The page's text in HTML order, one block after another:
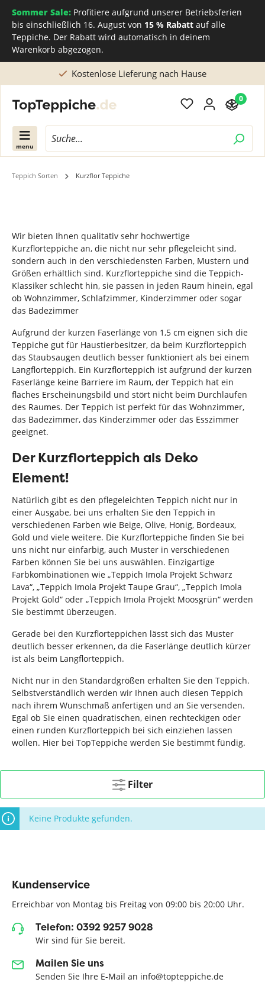
Sommer Sale: Profitiere aufgrund unserer Betriebsferien
bis einschließlich 16. August von 15 % Rabatt auf alle
Teppiche. Der Rabatt wird automatisch in deinem
Warenkorb abgezogen.
Kostenlose Lieferung nach Hause
menu
0
Teppich Sorten Kurzflor Teppiche
Wir bieten Ihnen qualitativ sehr hochwertige
Kurzflorteppiche an, die nicht nur sehr pflegeleicht sind,
sondern auch in den verschiedensten Farben, Mustern und
Größen erhältlich sind. Kurzflorteppiche sind die Teppich-
Klassiker schlecht hin, sie passen in jeden Raum hinein, egal
ob Wohnzimmer, Schlafzimmer, Kinderzimmer oder sogar
das Badezimmer
Aufgrund der kurzen Faserlänge von 1,5 cm eignen sich die
Teppiche gut für Haustierbesitzer, da beim Kurzflorteppich
das Staubsaugen deutlich besser funktioniert als bei einem
Langflorteppich. Ein Kurzflorteppich ist aufgrund der kurzen
Faserlänge keine Barriere im Raum, der Teppich hat ein
flaches Erscheinungsbild und stört nicht beim Durchlaufen
des Raumes. Der Teppich ist perfekt für das Wohnzimmer,
das Badezimmer, das Kinderzimmer oder das Esszimmer
geeignet.
Der Kurzflorteppich als Deko
Element!
Natürlich gibt es den pflegeleichten Teppich nicht nur in
einer Ausgabe, bei uns erhalten Sie den Teppich in
verschiedenen Farben wie Beige, Olive, Honig, Bordeaux,
Gold und viele weitere. Die Kurzflorteppiche finden Sie bei
uns nicht nur einfarbig, auch Muster in verschiedenen
Farben können Sie bei uns auswählen. Einzigartige
Farbkombinationen wie „Teppich Imola Projekt Schwarz
Lava“, „Teppich Imola Projekt Taupe Grau“, „Teppich Imola
Projekt Gold“ oder „Teppich Imola Projekt Moosgrün“ werden
Sie bestimmt überzeugen.
Gerade bei den Kurzflorteppichen lässt sich das Muster
deutlich besser erkennen, da die Faserlänge deutlich kürzer
ist als beim Langflorteppich.
Nicht nur in den Standardgrößen erhalten Sie den Teppich.
Selbstverständlich werden wir Ihnen auch diesen Teppich
nach ihrem Wunschmaß anfertigen und an Sie versenden.
Egal ob Sie einen quadratischen, einen rechteckigen oder
einen runden Kurzflorteppich bei sich einziehen lassen
wollen. Hier bei TopTeppiche werden Sie bestimmt fündig.
Filter
Keine Produkte gefunden.
Kundenservice
Erreichbar von Montag bis Freitag von 09:00 bis 20:00 Uhr.
Telefon: 0392 9257 9028
Wir sind für Sie bereit.
Mailen Sie uns
Senden Sie Ihre E-Mail an info@topteppiche.de